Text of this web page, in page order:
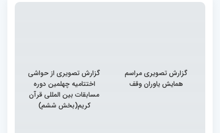
گزارش تصویری مراسم
همایش یاوران وقف
گزارش تصویری از حواشی
اختتامیه چهلمین دوره
مسابقات بین المللی قرآن
کریم(بخش ششم)